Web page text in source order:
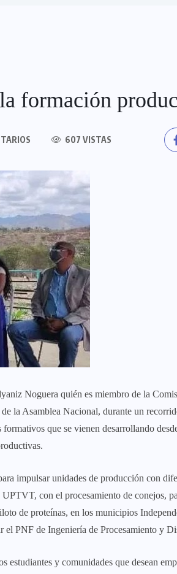
formación
607 VISTAS
Noguera quién es miembro de la
la Asamblea Nacional, durante un
que se vienen desarrollando
impulsar unidades de producción con
con el procesamiento de conejos,
de proteínas, en los municipios
el PNF de Ingeniería de Procesamiento y
estudiantes y comunidades que desean